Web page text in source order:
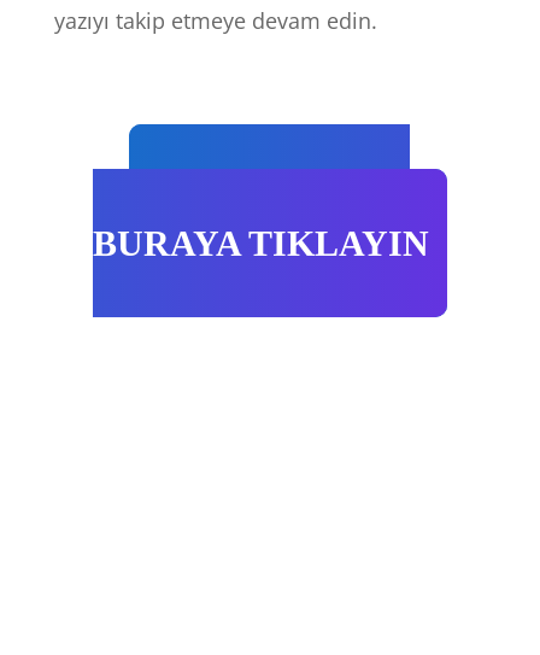
yazıyı takip etmeye devam edin.
BURAYA TIKLAYIN